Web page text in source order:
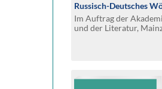
Russisch-Deutsches
Im Auftrag der
und der Literatur,